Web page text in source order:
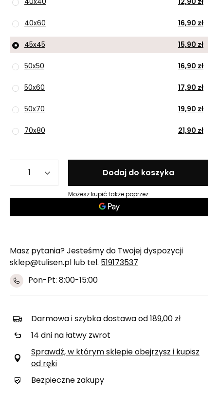
40x40 12,90 zł
40x60 16,90 zł
45x45 15,90 zł
50x50 16,90 zł
50x60 17,90 zł
50x70 19,90 zł
70x80 21,90 zł
Dodaj do koszyka
Możesz kupić także poprzez:
Masz pytania? Jesteśmy do Twojej dyspozycji
sklep@tulisen.pl lub tel. 519173537
Pon-Pt: 8:00-15:00
Darmowa i szybka dostawa od 189,00 zł
14 dni na łatwy zwrot
Sprawdź, w którym sklepie obejrzysz i kupisz
od ręki
Bezpieczne zakupy